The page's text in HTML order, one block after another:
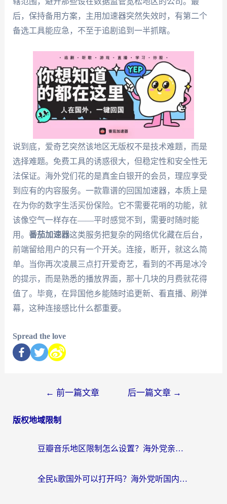
后，保持备用方案，主用加速器突然失效时，有第二个
备选工具能应急，不至于追剧追到一半抓瞎。
说到底，爱奇艺突然该地区无版权不是技术难题，而是
选择难题。免费工具的诱惑很大，但稳定性和安全性无
法保证。海外党们花的是真金白银开的会员，理应享受
到应有的内容服务。一款靠谱的回国加速器，本质上是
在为你的数字生活买份保险。它不需要花哨的功能，就
该像空气一样存在——平时感觉不到，需要时随时能
用。 番茄加速器这类服务把复杂的网络优化藏在后台，
前端留给用户的只有一个开关。连接，断开，就这么简
单。当你再次凌晨三点打开爱奇艺，看到的不再是冰冷
的提示，而是熟悉的播放界面，那十几块的月费就花得
值了。毕竟，在异国他乡能随时追更新、看直播、刷弹
幕，这种连接感比什么都重要。
Spread the love
← 前一篇文章 后一篇文章 →
版权地域限制
豆瓣音乐地区限制怎么设置？海外党亲测有效的回国加速方案来了
全民k歌国外可以打开吗？海外党听国内音乐听书的实用指南